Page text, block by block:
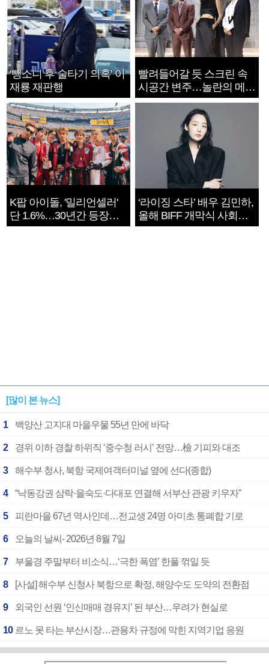
‘뺑소니 후 술타기 의혹’ 이
재룡 재판행
빨려들어갈 듯 스크린 속
시공간 변주…놀란의 메시
지는 ‘전쟁 속죄’
K팝 아이돌, '밀리언셀러'
단 1.6%…30년간 등장
1182개팀 전수조사
‘라이징 스타’ 배우 김민하,
올해 BIFF 개막식 사회자
확정
[많이 본 뉴스]
1 백양산 고지대 마을우물 55년 만에 바닥
2 경위 이하 경찰 하위직 ‘중수청 러시’ 전망…檢 기피와 대조
3 해수부 청사, 북항 국제여객터미널 옆에 선다(종합)
4 “낙동강권 삼락·을숙도·다대포 연결해 서부산 관광 키우자”
5 피란마을 67년 역사인데…전교생 24명 아미초 통폐합 기로
6 오늘의 날씨- 2026년 8월 7일
7 부울경 주말부터 비소식…‘극한 폭염’ 한풀 꺾일 듯
8 [사설] 해수부 신청사 북항으로 확정, 해양수도 도약의 전환점
9 외국인 선원 ‘인신매매 경유지’ 된 부산…우려가 현실로
10 르노 못 타는 부산시장…관용차 규정에 막힌 지역기업 응원